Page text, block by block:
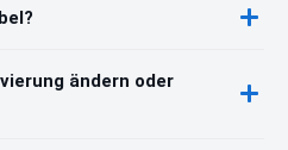
ändern oder